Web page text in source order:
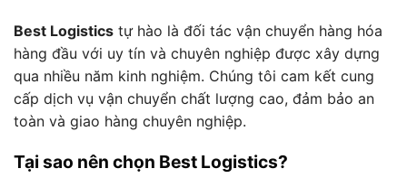
Best Logistics tự hào là đối tác vận chuyển hàng hóa
hàng đầu với uy tín và chuyên nghiệp được xây dựng
qua nhiều năm kinh nghiệm. Chúng tôi cam kết cung
cấp dịch vụ vận chuyển chất lượng cao, đảm bảo an
toàn và giao hàng chuyên nghiệp.
Tại sao nên chọn Best Logistics?